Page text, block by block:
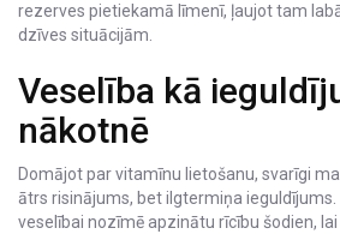
rezerves pietiekamā līmenī, ļaujot tam
dzīves situācijām.
Veselība kā
nākotnē
Domājot par vitamīnu lietošanu, svarīgi
ātrs risinājums, bet ilgtermiņa
veselībai nozīmē apzinātu rīcību šodien,